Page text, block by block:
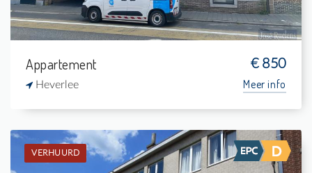
Appartement € 850
Heverlee Meer info
VERHUURD